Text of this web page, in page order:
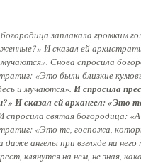
заплакала громким
И сказал ей
мучаются». Снова спросила
«Это были близкие
и мучаются». И спросила
И сказал ей архангел: «Это
спросила святая богородица:
«Это те, госпожа,
даже ангелы при взгляде на
клянутся на нем, не зная,